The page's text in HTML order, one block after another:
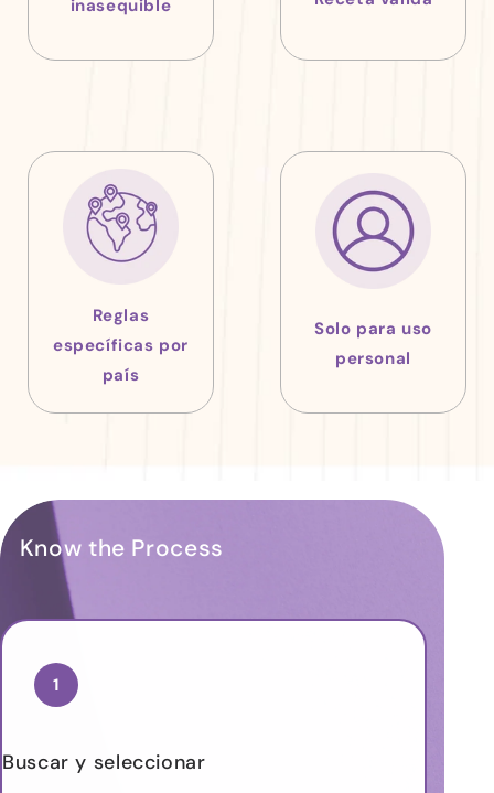
inasequible
Reglas
específicas por
país
Las regulaciones
de su país
permiten la
medicamentos
para uso
personal.
Solo para uso
personal
El medicamento
que se importa
es estrictamente
está destinado a
la reventa.
Know the Process
1
Buscar y seleccionar